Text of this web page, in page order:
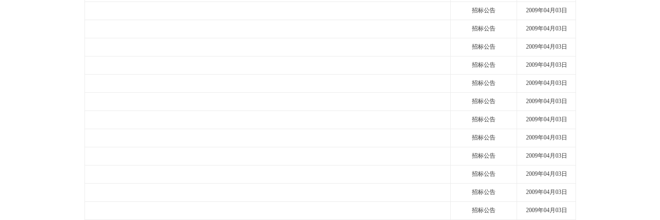
招标公告 2009年04月03日
招标公告 2009年04月03日
招标公告 2009年04月03日
招标公告 2009年04月03日
招标公告 2009年04月03日
招标公告 2009年04月03日
招标公告 2009年04月03日
招标公告 2009年04月03日
招标公告 2009年04月03日
招标公告 2009年04月03日
招标公告 2009年04月03日
招标公告 2009年04月03日